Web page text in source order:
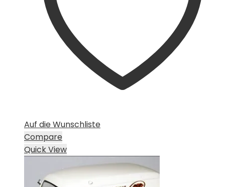
Auf die Wunschliste
Compare
Quick View